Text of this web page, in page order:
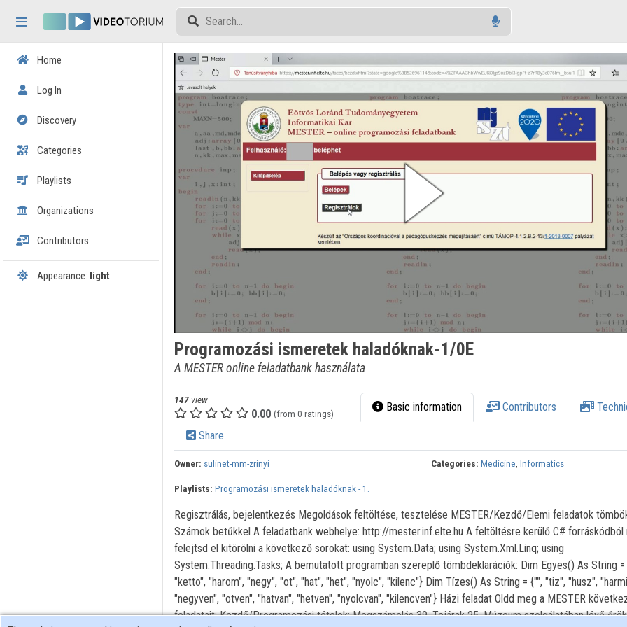
Home
Log In
Discovery
Categories
Playlists
Organizations
Contributors
Appearance: light
Programozási ismeretek haladóknak-1/0E
A MESTER online feladatbank használata
147view
0.00 (from 0 ratings) Basic information Contributors
Share
Owner: sulinet-mm-zrinyi Categories: Medicine,Informatics
Playlists: Programozási ismeretek haladóknak - 1.
Regisztrálás, bejelentkezés Megoldások feltöltése, tesztelése MESTER/Kezdő/Elemi feladatok
Számok betűkkel A feladatbank webhelye: http://mester.inf.elte.hu A feltöltésre kerülő C# forráskódból
felejtsd el kitörölni a következő sorokat: using System.Data; using System.Xml.Linq; using
System.Threading.Tasks; A bemutatott programban szereplő tömbdeklarációk: Dim Egyes() As String =
"ketto", "harom", "negy", "ot", "hat", "het", "nyolc", "kilenc"} Dim Tízes() As String = {"", "tiz", "husz",
"negyven", "otven", "hatvan", "hetven", "nyolcvan", "kilencven"} Házi feladat Oldd meg a MESTER
feladatait: Kezdő/Programozási tételek: Megszámolás 39. Tejárak 25. Múzeum szolgálatában lévő